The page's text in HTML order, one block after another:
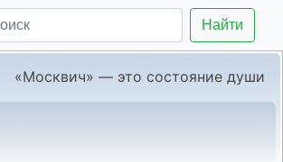
Найти
«Москвич» — это состояние души